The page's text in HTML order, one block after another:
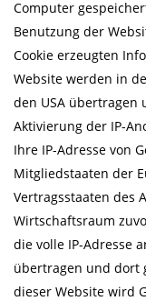
Computer
Benutzung der
Cookie erzeugten
Website werden in
den USA übertragen
Aktivierung der IP-
Ihre IP-Adresse von
Mitgliedstaaten der
Vertragsstaaten des
Wirtschaftsraum
die volle IP-Adresse
übertragen und dort
dieser Website wird